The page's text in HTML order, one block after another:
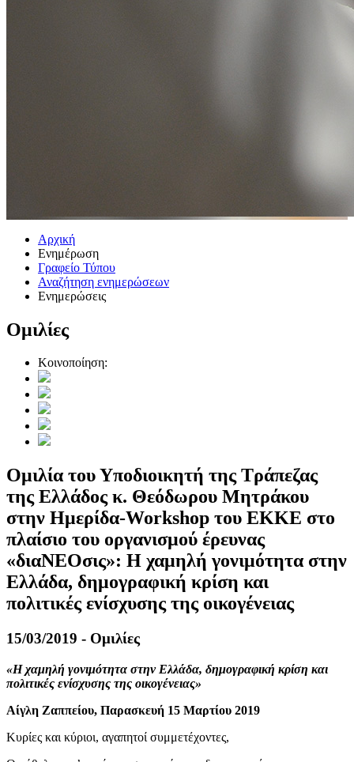
Αρχική
Ενημέρωση
Γραφείο Τύπου
Αναζήτηση ενημερώσεων
Ενημερώσεις
Ομιλίες
Κοινοποίηση:
Ομιλία του Υποδιοικητή της Τράπεζας
της Ελλάδος κ. Θεόδωρου Μητράκου
στην Ημερίδα-Workshop του ΕΚΚΕ στο
πλαίσιο του οργανισμού έρευνας
«διαΝΕΟσις»: Η χαμηλή γονιμότητα στην
Ελλάδα, δημογραφική κρίση και
πολιτικές ενίσχυσης της οικογένειας
15/03/2019 - Ομιλίες
«Η χαμηλή γονιμότητα στην Ελλάδα, δημογραφική κρίση και
πολιτικές ενίσχυσης της οικογένειας»
Αίγλη Ζαππείου, Παρασκευή 15 Μαρτίου 2019
Κυρίες και κύριοι, αγαπητοί συμμετέχοντες,